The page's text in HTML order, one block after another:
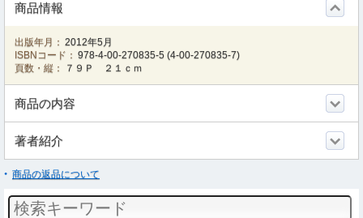
商品情報
出版年月： 2012年5月
ISBNコード： 978-4-00-270835-5 (4-00-270835-7)
頁数・縦：
７９Ｐ ２１ｃｍ
商品の内容
著者紹介
商品の返品について